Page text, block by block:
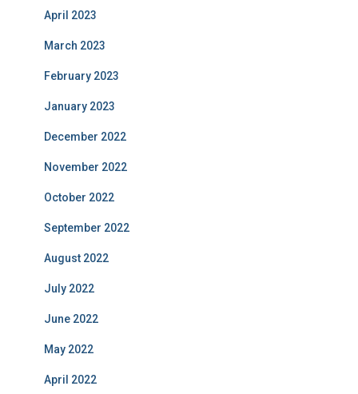
April 2023
March 2023
February 2023
January 2023
December 2022
November 2022
October 2022
September 2022
August 2022
July 2022
June 2022
May 2022
April 2022